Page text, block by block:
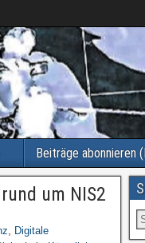
Beiträge abonnieren
um NIS2
, Digitale